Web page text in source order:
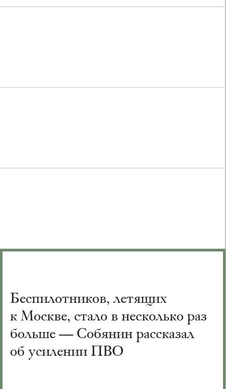
Беспилотников, летящих
к Москве, стало в несколько раз
больше — Собянин рассказал
об усилении ПВО